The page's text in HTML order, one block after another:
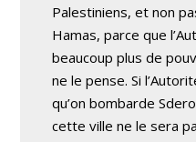
Palestiniens, et non
Hamas, parce que
beaucoup plus de
ne le pense. Si
qu’on bombarde
cette ville ne le sera